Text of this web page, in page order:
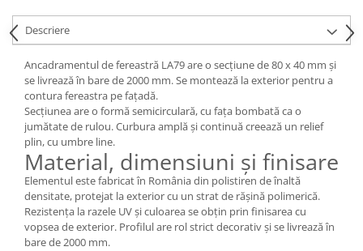
Descriere
Ancadramentul de fereastră LA79 are o secțiune de 80 x 40 mm și
se livrează în bare de 2000 mm. Se montează la exterior pentru a
contura fereastra pe fațadă.
Secțiunea are o formă semicirculară, cu fața bombată ca o
jumătate de rulou. Curbura amplă și continuă creează un relief
plin, cu umbre line.
Material, dimensiuni și finisare
Elementul este fabricat în România din polistiren de înaltă
densitate, protejat la exterior cu un strat de rășină polimerică.
Rezistența la razele UV și culoarea se obțin prin finisarea cu
vopsea de exterior. Profilul are rol strict decorativ și se livrează în
bare de 2000 mm.